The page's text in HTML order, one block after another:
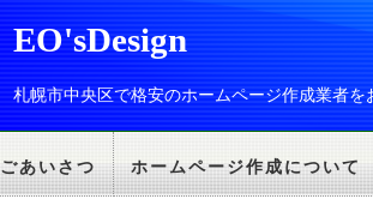
EO'sDesign
札幌市中央区で格安のホームページ作成業者を
ごあいさつ ホームページ作成について